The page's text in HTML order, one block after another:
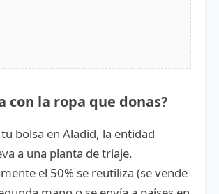
con la ropa que donas?
bolsa en Aladid, la entidad
a una planta de triaje.
el 50% se reutiliza (se vende